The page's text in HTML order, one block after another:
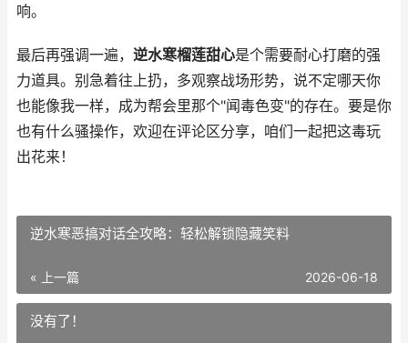
响。
最后再强调一遍， 逆水寒榴莲甜心是个需要耐心打磨的强
力道具。别急着往上扔，多观察战场形势，说不定哪天你
也能像我一样，成为帮会里那个"闻毒色变"的存在。要是你
也有什么骚操作，欢迎在评论区分享，咱们一起把这毒玩
出花来！
逆水寒恶搞对话全攻略：轻松解锁隐藏笑料
« 上一篇 2026-06-18
没有了！